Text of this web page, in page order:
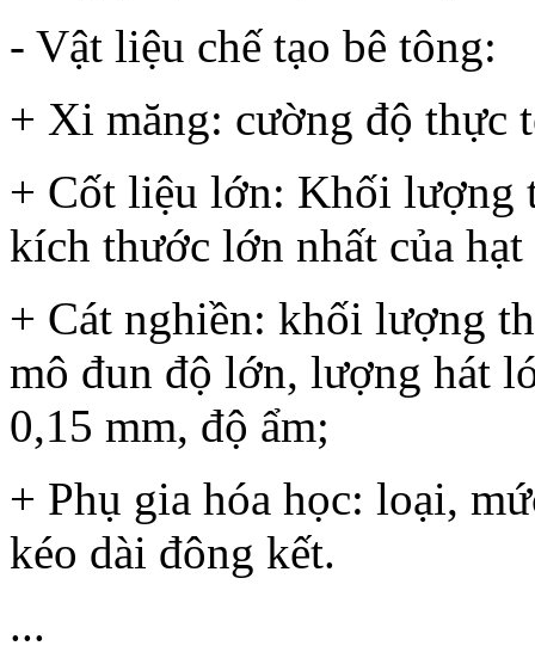
- Vật liệu chế tạo bê tông:
+ Xi măng: cường độ thực
+ Cốt liệu lớn: Khối lượng
kích thước lớn nhất của
+ Cát nghiền: khối lượng
mô đun độ lớn, lượng hát
0,15 mm, độ ẩm;
+ Phụ gia hóa học: loại,
kéo dài đông kết.
...